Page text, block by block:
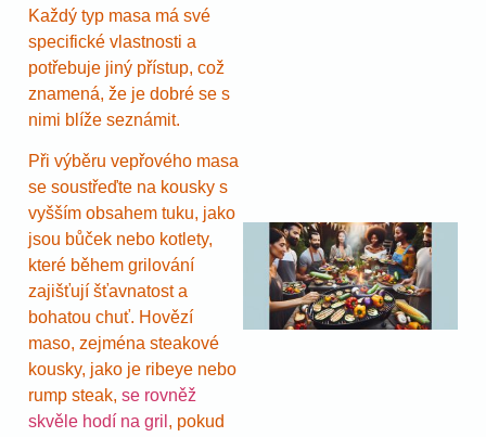
Každý typ masa má své
specifické vlastnosti a
potřebuje jiný přístup, což
znamená, že je dobré se s
nimi blíže seznámit.
Při výběru vepřového masa
se soustřeďte na kousky s
vyšším obsahem tuku, jako
jsou bůček nebo kotlety,
které během grilování
zajišťují šťavnatost a
bohatou chuť. Hovězí
maso, zejména steakové
kousky, jako je ribeye nebo
rump steak, se rovněž
skvěle hodí na gril , pokud